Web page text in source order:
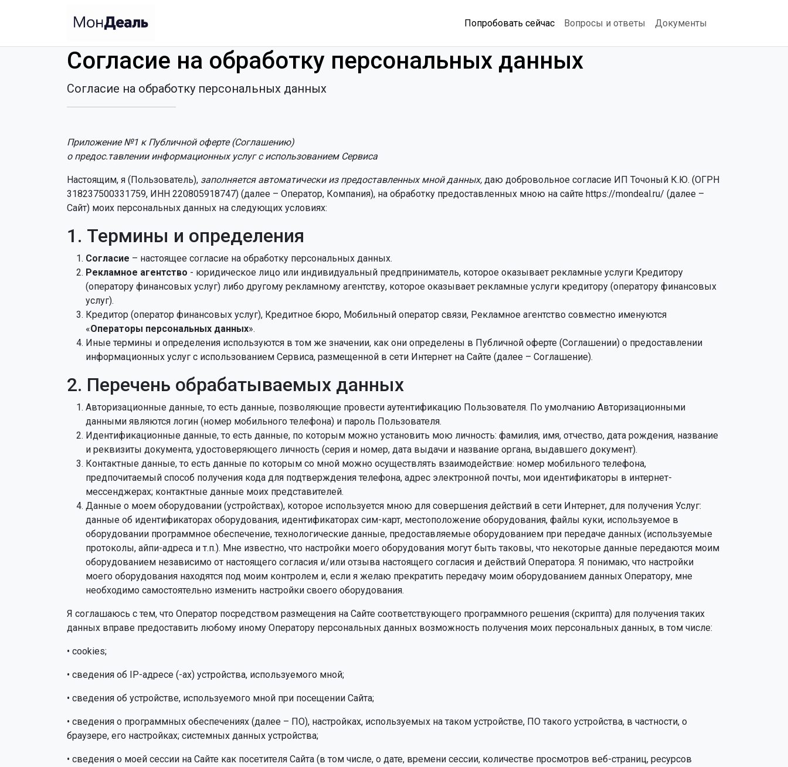
Попробовать сейчас Вопросы и ответы Документы
Согласие на обработку персональных данных
Согласие на обработку персональных данных
Приложение №1 к Публичной оферте (Соглашению)
о предос.тавлении информационных услуг с использованием Сервиса
Настоящим, я (Пользователь), заполняется автоматически из предоставленных мной данных, даю добровольное согласие ИП Точоный К.Ю. (ОГРН
318237500331759, ИНН 220805918747) (далее – Оператор, Компания), на обработку предоставленных мною на сайте https://mondeal.ru/ (далее –
Сайт) моих персональных данных на следующих условиях:
1. Термины и определения
Согласие – настоящее согласие на обработку персональных данных.
Рекламное агентство - юридическое лицо или индивидуальный предприниматель, которое оказывает рекламные услуги Кредитору
(оператору финансовых услуг) либо другому рекламному агентству, которое оказывает рекламные услуги кредитору (оператору финансовых
услуг).
Кредитор (оператор финансовых услуг), Кредитное бюро, Мобильный оператор связи, Рекламное агентство совместно именуются
«Операторы персональных данных».
Иные термины и определения используются в том же значении, как они определены в Публичной оферте (Соглашении) о предоставлении
информационных услуг с использованием Сервиса, размещенной в сети Интернет на Сайте (далее – Соглашение).
2. Перечень обрабатываемых данных
Авторизационные данные, то есть данные, позволяющие провести аутентификацию Пользователя. По умолчанию Авторизационными
данными являются логин (номер мобильного телефона) и пароль Пользователя.
Идентификационные данные, то есть данные, по которым можно установить мою личность: фамилия, имя, отчество, дата рождения, название
и реквизиты документа, удостоверяющего личность (серия и номер, дата выдачи и название органа, выдавшего документ).
Контактные данные, то есть данные по которым со мной можно осуществлять взаимодействие: номер мобильного телефона,
предпочитаемый способ получения кода для подтверждения телефона, адрес электронной почты, мои идентификаторы в интернет-
мессенджерах; контактные данные моих представителей.
Данные о моем оборудовании (устройствах), которое используется мною для совершения действий в сети Интернет, для получения Услуг:
данные об идентификаторах оборудования, идентификаторах сим-карт, местоположение оборудования, файлы куки, используемое в
оборудовании программное обеспечение, технологические данные, предоставляемые оборудованием при передаче данных (используемые
протоколы, айпи-адреса и т.п.). Мне известно, что настройки моего оборудования могут быть таковы, что некоторые данные передаются моим
оборудованием независимо от настоящего согласия и/или отзыва настоящего согласия и действий Оператора. Я понимаю, что настройки
моего оборудования находятся под моим контролем и, если я желаю прекратить передачу моим оборудованием данных Оператору, мне
необходимо самостоятельно изменить настройки своего оборудования.
Я соглашаюсь с тем, что Оператор посредством размещения на Сайте соответствующего программного решения (скрипта) для получения таких
данных вправе предоставить любому иному Оператору персональных данных возможность получения моих персональных данных, в том числе:
• cookies;
• сведения об IP-адресе (-ах) устройства, используемого мной;
• сведения об устройстве, используемого мной при посещении Сайта;
• сведения о программных обеспечениях (далее – ПО), настройках, используемых на таком устройстве, ПО такого устройства, в частности, о
браузере, его настройках; системных данных устройства;
• сведения о моей сессии на Сайте как посетителя Сайта (в том числе, о дате, времени сессии, количестве просмотров веб-страниц, ресурсов